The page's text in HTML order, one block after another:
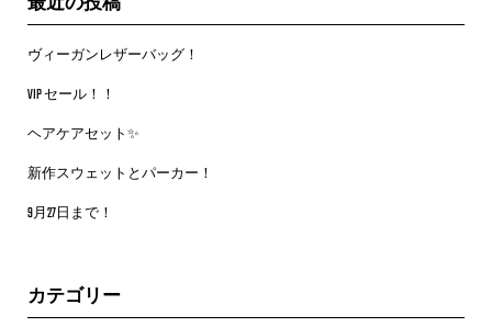
ヴィーガンレザーバッグ！
VIP セール！！
ヘアケアセット✨
新作スウェットとパーカー！
9月27日まで！
カテゴリー